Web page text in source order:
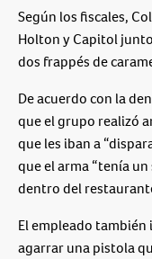
Según los fiscales,
Holton y Capitol
dos frappés de
De acuerdo con la
que el grupo realizó
que les iban a
que el arma “tenía un
dentro del
El empleado
agarrar una pistola